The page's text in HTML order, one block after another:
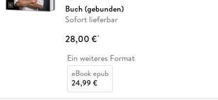
Buch (gebunden)
Sofort lieferbar
28,00 €*
Ein weiteres Format
eBook epub
24,99 €